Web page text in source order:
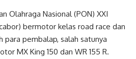
Olahraga Nasional (PON) XXI
bermotor kelas road race dan
para pembalap, salah satunya
MX King 150 dan WR 155 R.